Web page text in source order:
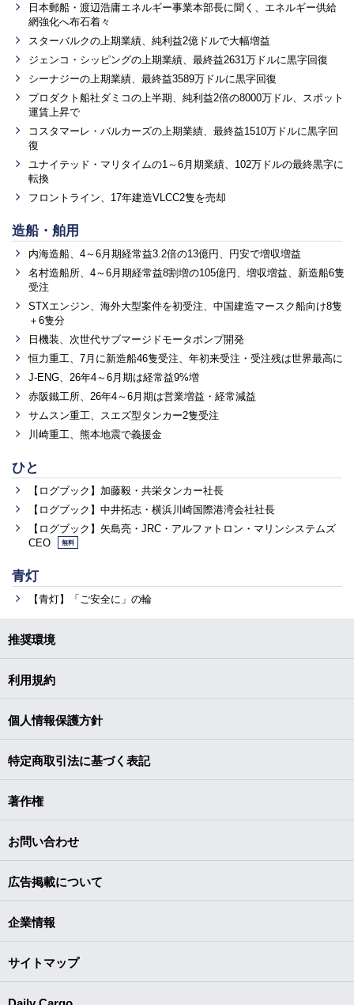
日本郵船・渡辺浩庸エネルギー事業本部長に聞く、エネルギー供給
網強化へ布石着々
スターバルクの上期業績、純利益2億ドルで大幅増益
ジェンコ・シッピングの上期業績、最終益2631万ドルに黒字回復
シーナジーの上期業績、最終益3589万ドルに黒字回復
プロダクト船社ダミコの上半期、純利益2倍の8000万ドル、スポット
運賃上昇で
コスタマーレ・バルカーズの上期業績、最終益1510万ドルに黒字回
復
ユナイテッド・マリタイムの1～6月期業績、102万ドルの最終黒字に
転換
フロントライン、17年建造VLCC2隻を売却
造船・舶用
内海造船、4～6月期経常益3.2倍の13億円、円安で増収増益
名村造船所、4～6月期経常益8割増の105億円、増収増益、新造船6隻
受注
STXエンジン、海外大型案件を初受注、中国建造マースク船向け8隻
＋6隻分
日機装、次世代サブマージドモータポンプ開発
恒力重工、7月に新造船46隻受注、年初来受注・受注残は世界最高に
J-ENG、26年4～6月期は経常益9%増
赤阪鐵工所、26年4～6月期は営業増益・経常減益
サムスン重工、スエズ型タンカー2隻受注
川崎重工、熊本地震で義援金
ひと
【ログブック】加藤毅・共栄タンカー社長
【ログブック】中井拓志・横浜川崎国際港湾会社社長
【ログブック】矢島亮・JRC・アルファトロン・マリンシステムズ
CEO
無料
青灯
【青灯】「ご安全に」の輪
推奨環境
利用規約
個人情報保護方針
特定商取引法に基づく表記
著作権
お問い合わせ
広告掲載について
企業情報
サイトマップ